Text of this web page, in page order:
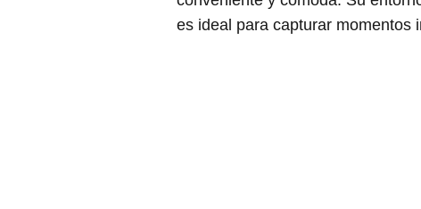
es ideal para capturar momentos